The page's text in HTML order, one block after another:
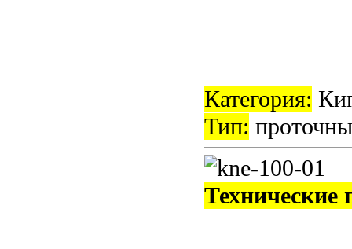
Категория:
Тип:
Технические